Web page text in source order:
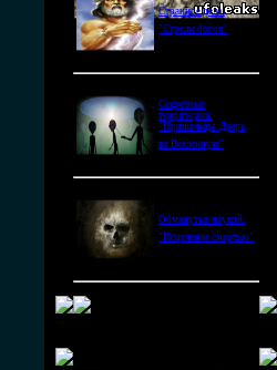
Странное дело.
"Стрелы богов"
Секретные
территории.
"Пришельцы. Дверь
во Вселенную"
Обманутые наукой.
"Исцеление смертью"